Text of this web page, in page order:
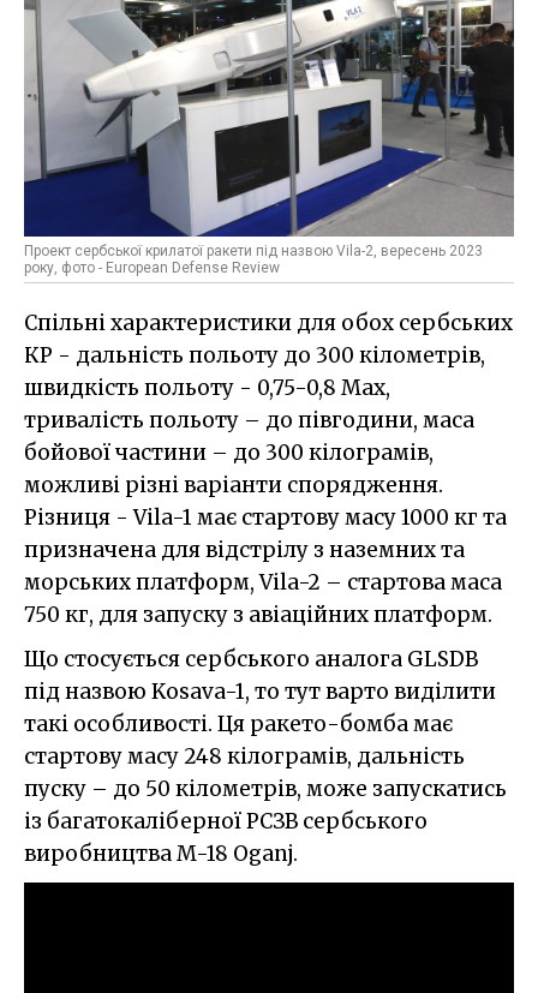
Проект сербської крилатої ракети під назвою Vila-2, вересень 2023
року, фото - European Defense Review
Спільні характеристики для обох сербських
КР - дальність польоту до 300 кілометрів,
швидкість польоту - 0,75-0,8 Мах,
тривалість польоту – до півгодини, маса
бойової частини – до 300 кілограмів,
можливі різні варіанти спорядження.
Різниця - Vila-1 має стартову масу 1000 кг та
призначена для відстрілу з наземних та
морських платформ, Vila-2 – стартова маса
750 кг, для запуску з авіаційних платформ.
Що стосується сербського аналога GLSDB
під назвою Kosava-1, то тут варто виділити
такі особливості. Ця ракето-бомба має
стартову масу 248 кілограмів, дальність
пуску – до 50 кілометрів, може запускатись
із багатокаліберної РСЗВ сербського
виробництва M-18 Oganj.